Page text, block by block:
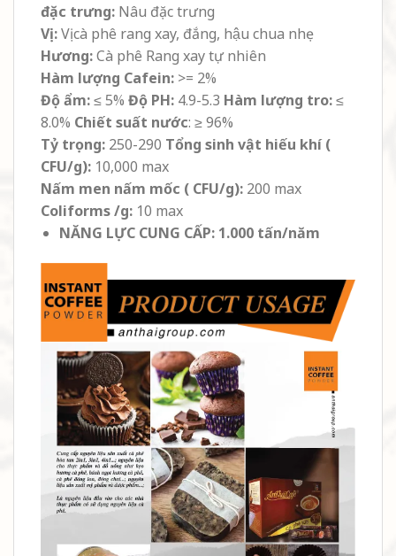
đặc trưng: Nâu đặc trưng
Vị:Vị cà phê rang xay, đắng, hậu chua nhẹ
Hương:Cà phê Rang xay tự nhiên
Hàm lượng Cafein: >= 2%
Độ ẩm:≤ 5% Độ PH: 4.9-5.3 Hàm lượng tro:≤
8.0% Chiết suất nước: ≥ 96%
Tỷ trọng: 250-290 Tổng sinh vật hiếu khí (
CFU/g): 10,000 max
Nấm men nấm mốc ( CFU/g): 200 max
Coliforms /g: 10 max
NĂNG LỰC CUNG CẤP: 1.000 tấn/năm